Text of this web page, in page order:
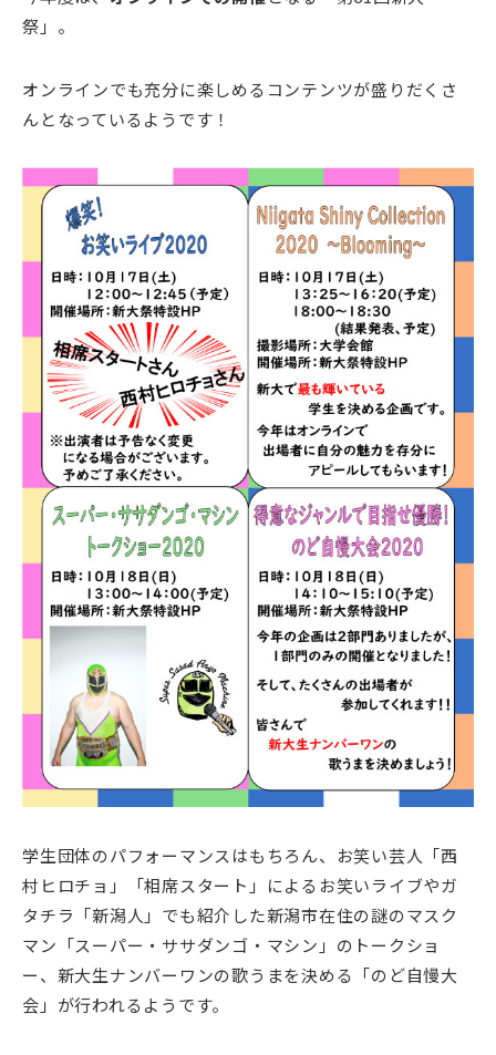
祭」。
オンラインでも充分に楽しめるコンテンツが盛りだくさ
んとなっているようです！
学生団体のパフォーマンスはもちろん、お笑い芸人「西
村ヒロチョ」「相席スタート」によるお笑いライブやガ
タチラ「新潟人」でも紹介した新潟市在住の謎のマスク
マン「スーパー・ササダンゴ・マシン」のトークショ
ー、新大生ナンバーワンの歌うまを決める「のど自慢大
会」が行われるようです。